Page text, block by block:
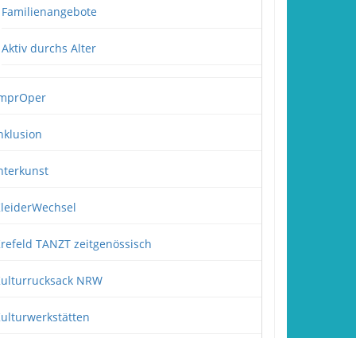
Familienangebote
Aktiv durchs Alter
TANZT zeitgenössisch
NRW